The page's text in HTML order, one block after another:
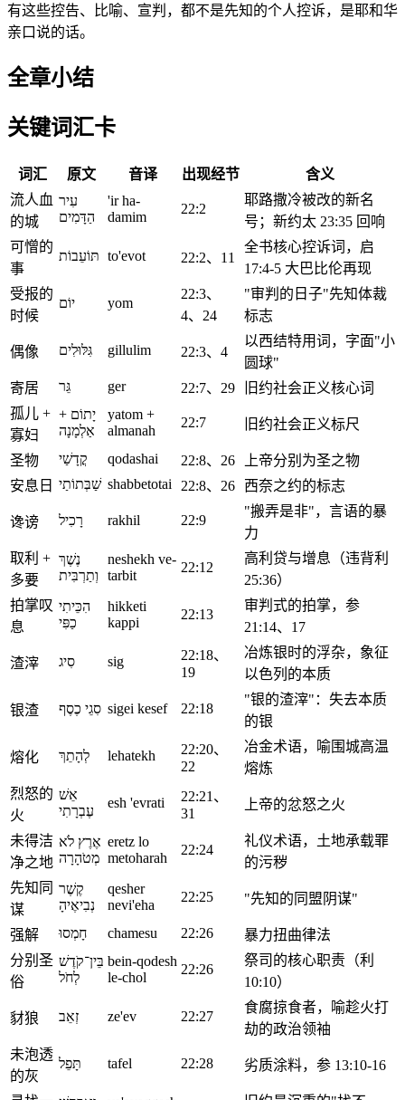
有这些控告、比喻、宣判，都不是先知的个人控诉，是耶和华
亲口说的话。
全章小结
关键词汇卡
词汇 原文 音译 出现经节
含义
流人血
的城
עִיר
הַדָּמִים
'ir ha-
damim
22:2
耶路撒冷被改的新名
号；新约太 23:35 回响
可憎的
事
תּוֹעֵבוֹת to'evot 22:2、11
全书核心控诉词，启
17:4-5 大巴比伦再现
受报的
时候
יוֹם yom
22:3、
4、24
"审判的日子"先知体裁
标志
偶像 גִּלּוּלִים gillulim 22:3、4
以西结特用词，字面"小
圆球"
寄居
גֵּר ger 22:7、29
旧约社会正义核心词
孤儿 +
寡妇
יָתוֹם +
אַלְמָנָה
yatom +
almanah
22:7 旧约社会正义标尺
圣物 קֳדָשַׁי qodashai 22:8、26
上帝分别为圣之物
安息日 שַׁבְּתוֹתַי shabbetotai 22:8、26 西奈之约的标志
谗谤 רָכִיל rakhil 22:9
"搬弄是非"，言语的暴
力
取利 +
多要
נֶשֶׁךְ
וְתַרְבִּית
neshekh ve-
tarbit
22:12
高利贷与增息（违背利
25:36）
拍掌叹
息
הִכֵּיתִי
כַפִּי
hikketi
kappi
22:13
审判式的拍掌，参
21:14、17
渣滓 סִיג sig
22:18、
19
冶炼银时的浮杂，象征
以色列的本质
银渣 סִגֵי כֶסֶף sigei kesef 22:18
"银的渣滓"：失去本质
的银
熔化 לְהָתֵךְ lehatekh
22:20、
22
冶金术语，喻围城高温
熔炼
烈怒的
火
אֵשׁ
עֶבְרָתִי
esh 'evrati
22:21、
31
上帝的忿怒之火
未得洁
净之地
אֶרֶץ לֹא
מְטֹהָרָה
eretz lo
metoharah
22:24
礼仪术语，土地承载罪
的污秽
先知同
谋
קֶשֶׁר
נְבִיאֶיהָ
qesher
nevi'eha
22:25 "先知的同盟阴谋"
强解 חָמְסוּ chamesu 22:26
暴力扭曲律法
分别圣
俗
בֵּין־קֹדֶשׁ
לְחֹל
bein-qodesh
le-chol
22:26
祭司的核心职责（利
10:10）
豺狼 זְאֵב ze'ev 22:27
食腐掠食者，喻趁火打
劫的政治领袖
未泡透
的灰
תָּפֵל tafel 22:28 劣质涂料，参 13:10-16